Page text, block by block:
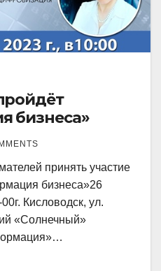
бизнеса»
принять участие
бизнеса»26
Кисловодск, ул.
«Солнечный»